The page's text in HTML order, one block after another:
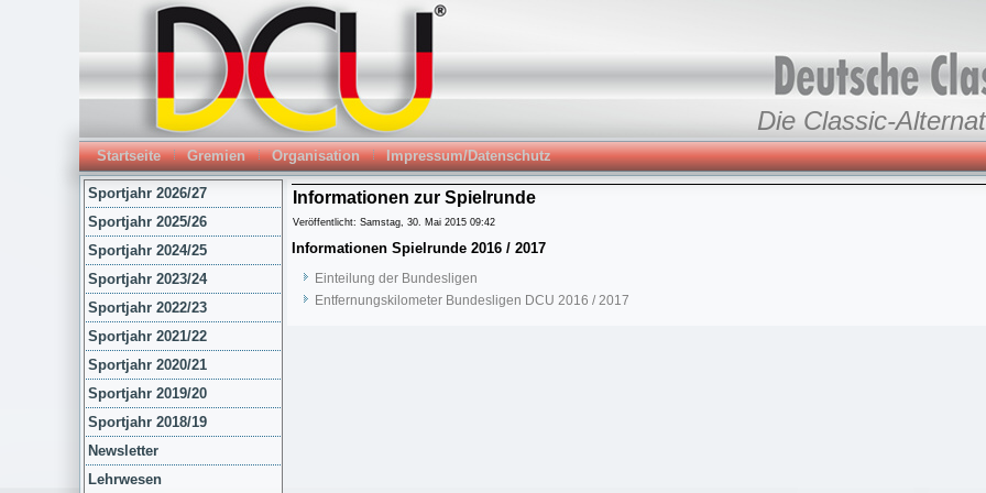
Die Classic-
Startseite Gremien Organisation Impressum/Datenschutz
Sportjahr 2026/27
Sportjahr 2025/26
Sportjahr 2024/25
Sportjahr 2023/24
Sportjahr 2022/23
Sportjahr 2021/22
Sportjahr 2020/21
Sportjahr 2019/20
Sportjahr 2018/19
Newsletter
Lehrwesen
Informationen zur Spielrunde
Veröffentlicht: Samstag, 30. Mai 2015 09:42
Informationen Spielrunde 2016 / 2017
Einteilung der Bundesligen
Entfernungskilometer Bundesligen DCU 2016 / 2017